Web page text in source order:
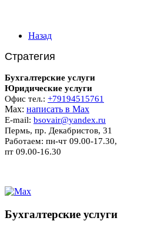
Назад
Стратегия
Бухгалтерские услуги
Юридические услуги
Офис тел.: +79194515761
Мах: написать в Мах
E-mail: bsovair@yandex.ru
Пермь, пр. Декабристов, 31
Работаем: пн-чт 09.00-17.30,
пт 09.00-16.30
Бухгалтерские услуги